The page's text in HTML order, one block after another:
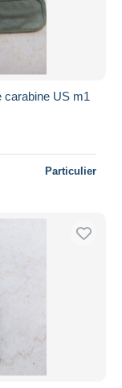
carabine US m1
Particulier